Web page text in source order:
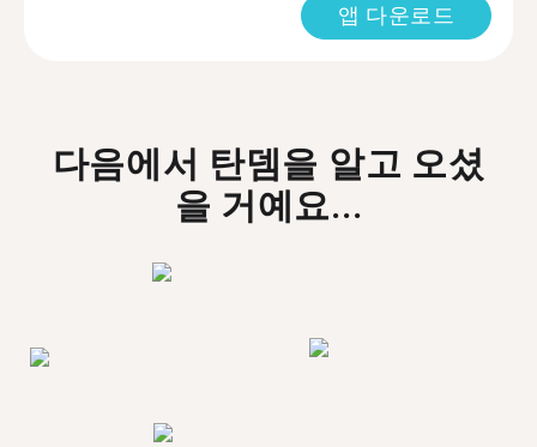
앱 다운로드
다음에서 탄뎀을 알고 오셨
을 거예요...